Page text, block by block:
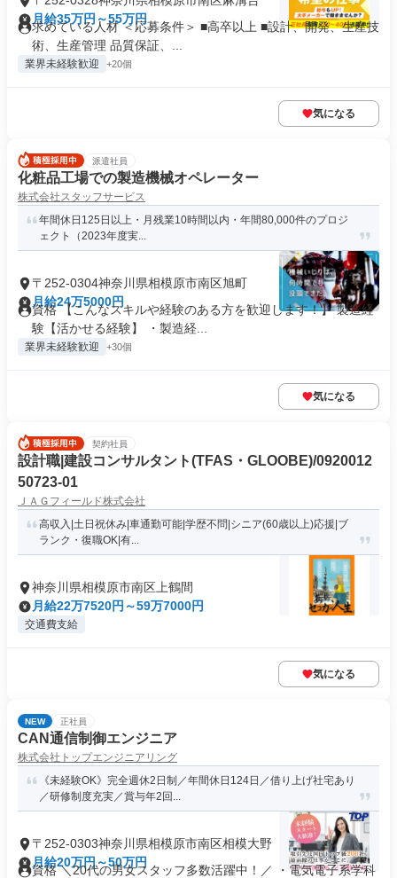
月給35万円～55万円
求めている人材 ＜応募条件＞ ■高卒以上 ■設計、開発、生産技
術、生産管理 品質保証、...
業界未経験歓迎 +20個
気になる
派遣社員
化粧品工場での製造機械オペレーター
株式会社スタッフサービス
年間休日125日以上・月残業10時間以内・年間80,000件のプロジ
ェクト（2023年度実...
〒252-0304神奈川県相模原市南区旭町
月給24万5000円
資格 【こんなスキルや経験のある方を歓迎します！】 製造経
験【活かせる経験】 ・製造経...
業界未経験歓迎 +30個
気になる
契約社員
設計職|建設コンサルタント(TFAS・GLOOBE)/0920012
50723-01
ＪＡＧフィールド株式会社
高収入|土日祝休み|車通勤可能|学歴不問|シニア(60歳以上)応援|ブ
ランク・復職OK|有...
神奈川県相模原市南区上鶴間
月給22万7520円～59万7000円
交通費支給
気になる
NEW 正社員
CAN通信制御エンジニア
株式会社トップエンジニアリング
《未経験OK》完全週休2日制／年間休日124日／借り上げ社宅あり
／研修制度充実／賞与年2回...
〒252-0303神奈川県相模原市南区相模大野
月給20万円～50万円
資格 ＼20代の男女スタッフ多数活躍中！／ ・電気電子系学科